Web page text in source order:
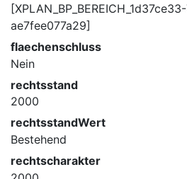
ae7fee077a29]
flaechenschluss
Nein
rechtsstand
2000
rechtsstandWert
Bestehend
rechtscharakter